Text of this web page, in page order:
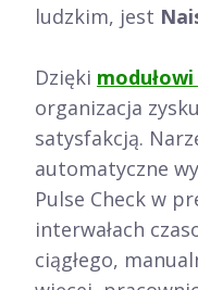
ludzkim, jest
Dzięki modułowi
organizacja
satysfakcją.
automatyczne
Pulse Check w
interwałach
ciągłego,